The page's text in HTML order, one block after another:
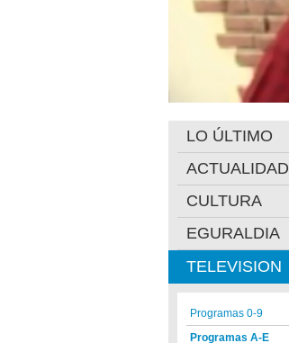
LO ÚLTIMO
ACTUALIDAD
CULTURA
EGURALDIA
TELEVISION
Programas 0-9
Programas A-E